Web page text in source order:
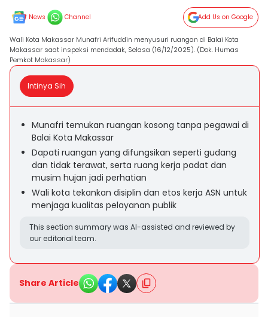
News Channel Add Us on Google
Wali Kota Makassar Munafri Arifuddin menyusuri ruangan di Balai Kota
Makassar saat inspeksi mendadak, Selasa (16/12/2025). (Dok. Humas
Pemkot Makassar)
Intinya Sih
Munafri temukan ruangan kosong tanpa pegawai di
Balai Kota Makassar
Dapati ruangan yang difungsikan seperti gudang
dan tidak terawat, serta ruang kerja padat dan
musim hujan jadi perhatian
Wali kota tekankan disiplin dan etos kerja ASN untuk
menjaga kualitas pelayanan publik
This section summary was AI-assisted and reviewed by
our editorial team.
Share Article